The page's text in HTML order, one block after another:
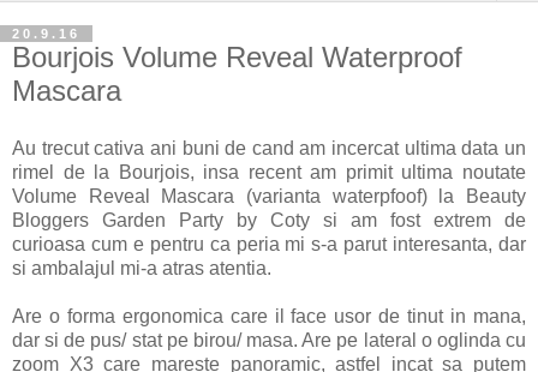
20.9.16
Bourjois Volume Reveal Waterproof
Mascara
Au trecut cativa ani buni de cand am incercat ultima data un
rimel de la Bourjois, insa recent am primit ultima noutate
Volume Reveal Mascara (varianta waterpfoof) la Beauty
Bloggers Garden Party by Coty si am fost extrem de
curioasa cum e pentru ca peria mi s-a parut interesanta, dar
si ambalajul mi-a atras atentia.
Are o forma ergonomica care il face usor de tinut in mana,
dar si de pus/ stat pe birou/ masa. Are pe lateral o oglinda cu
zoom X3 care mareste panoramic, astfel incat sa putem